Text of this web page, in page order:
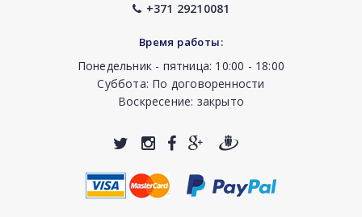
+371 29210081
Время работы:
Понедельник - пятница: 10:00 - 18:00
Суббота: По договоренности
Воскресение: закрыто